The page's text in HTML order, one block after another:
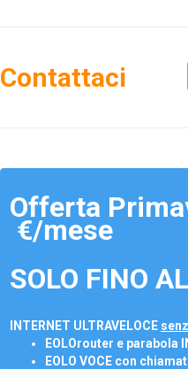
Contattaci
Offerta
€/mese
SOLO FINO
INTERNET ULTRAVELOCE
EOLOrouter e parabola
EOLO VOCE con